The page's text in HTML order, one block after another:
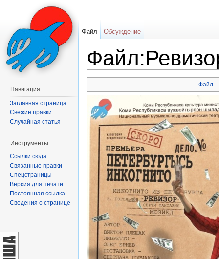
Файл
Файл Обсуждение
Навигация
Заглавная страница
Свежие правки
Случайная статья
Инструменты
Ссылки сюда
Связанные правки
Спецстраницы
Версия для печати
Постоянная ссылка
Сведения о странице